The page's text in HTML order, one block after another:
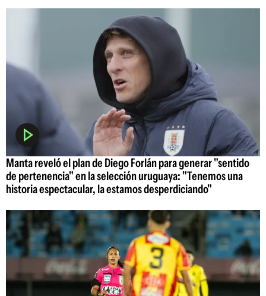
Manta reveló el plan de Diego Forlán para generar "sentido
de pertenencia" en la selección uruguaya: "Tenemos una
historia espectacular, la estamos desperdiciando"